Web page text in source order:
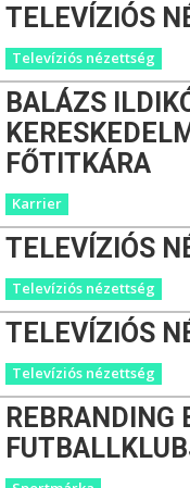
TELEVÍZIÓS
Televíziós nézettség
BALÁZS
FŐTITKÁRA
Karrier
TELEVÍZIÓS
Televíziós nézettség
TELEVÍZIÓS
Televíziós nézettség
REBRANDING